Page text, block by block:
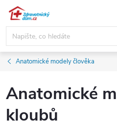
Přejít
obsah
Anatomické modely člověka
Anatomické
kloubů